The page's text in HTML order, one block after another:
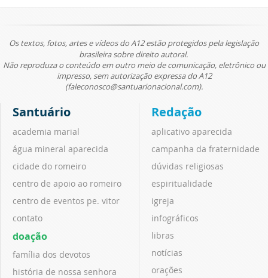
Os textos, fotos, artes e vídeos do A12 estão protegidos pela legislação
brasileira sobre direito autoral.
Não reproduza o conteúdo em outro meio de comunicação, eletrônico ou
impresso, sem autorização expressa do A12
(faleconosco@santuarionacional.com).
Santuário
academia marial
água mineral aparecida
cidade do romeiro
centro de apoio ao romeiro
centro de eventos pe. vitor
contato
doação
família dos devotos
história de nossa senhora
Redação
aplicativo aparecida
campanha da fraternidade
dúvidas religiosas
espiritualidade
igreja
infográficos
libras
notícias
orações